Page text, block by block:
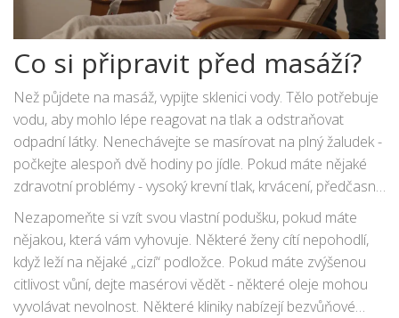
Co si připravit před masáží?
Než půjdete na masáž, vypijte sklenici vody. Tělo potřebuje
vodu, aby mohlo lépe reagovat na tlak a odstraňovat
odpadní látky. Nenechávejte se masírovat na plný žaludek -
počkejte alespoň dvě hodiny po jídle. Pokud máte nějaké
zdravotní problémy - vysoký krevní tlak, krvácení, předčasný
porod - informujte maséra před začátkem. Masér by měl
mít seznam otázek, které vás zeptají na zdravotní stav - to
je znamení profesionálního přístupu.
Nezapomeňte si vzít svou vlastní podušku, pokud máte
nějakou, která vám vyhovuje. Některé ženy cítí nepohodlí,
když leží na nějaké „cizí“ podložce. Pokud máte zvýšenou
citlivost vůní, dejte masérovi vědět - některé oleje mohou
vyvolávat nevolnost. Některé kliniky nabízejí bezvůňové